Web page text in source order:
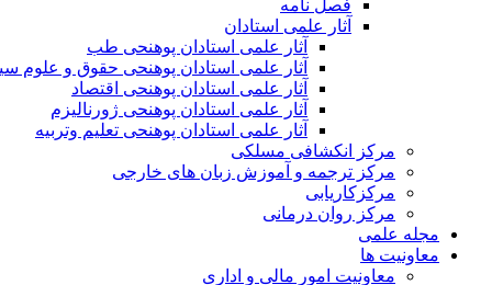
فصل نامه
آثار علمی استادان
آثار علمی استادان پوهنحی طب
آثار علمی استادان پوهنحی حقوق و علوم
آثار علمی استادان پوهنحی اقتصاد
آثار علمی استادان پوهنحی ژورنالیزم
آثار علمی استادان پوهنحی تعلیم وتربیه
مرکز انکشافی مسلکی
مرکز ترجمه و آموزش زبان های خارجی
مرکزکاریابی
مرکز روان درمانی
مجله علمی
معاونیت ها
معاونیت امور مالی و اداری